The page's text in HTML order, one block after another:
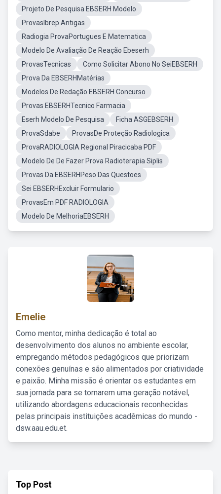
Projeto De Pesquisa EBSERH Modelo
ProvasIbrep Antigas
Radiogia ProvaPortugues E Matematica
Modelo De Avaliação De Reação Ebeserh
ProvasTecnicas
Como Solicitar Abono No SeiEBSERH
Prova Da EBSERHMatérias
Modelos De Redação EBSERH Concurso
Provas EBSERHTecnico Farmacia
Eserh Modelo De Pesquisa
Ficha ASGEBSERH
ProvaSdabe
ProvasDe Proteção Radiologica
ProvaRADIOLOGIA Regional Piracicaba PDF
Modelo De De Fazer Prova Radioterapia Siplis
Provas Da EBSERHPeso Das Questoes
Sei EBSERHExcluir Formulario
ProvasEm PDF RADIOLOGIA
Modelo De MelhoriaEBSERH
Emelie
Como mentor, minha dedicação é total ao
desenvolvimento dos alunos no ambiente escolar,
empregando métodos pedagógicos que priorizam
conexões genuínas e são alimentados por criatividade
e paixão. Minha missão é orientar os estudantes em
sua jornada para se tornarem uma geração notável,
utilizando abordagens educacionais reconhecidas
pelas principais instituições acadêmicas do mundo -
dsw.aau.edu.et.
Top Post